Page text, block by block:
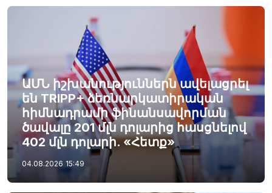
ԱՄՆ իշխանություններն ավելացրել
են TRIPP+ ձեռնարկատիրական
հիմնադրամի ֆինանսավորման
ծավալը 201 մլն դոլարից հասցնելով
402 մլն դոլարի. «Հետք»
04.08.2026 15:49